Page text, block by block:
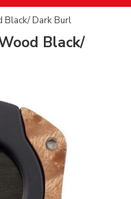
Black/ Dark Burl
Black/